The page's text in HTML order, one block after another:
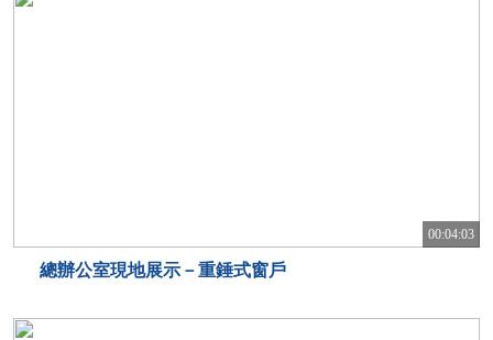
00:04:03
總辦公室現地展示－重錘式窗戶